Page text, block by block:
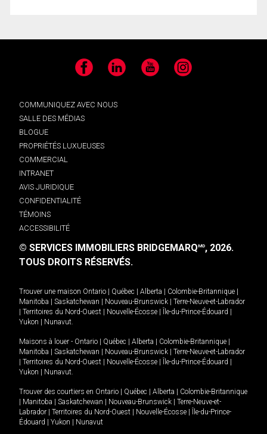
Facebook LinkedIn YouTube Instagram
COMMUNIQUEZ AVEC NOUS
SALLE DES MÉDIAS
BLOGUE
PROPRIÉTÉS LUXUEUSES
COMMERCIAL
INTRANET
AVIS JURIDIQUE
CONFIDENTIALITÉ
TÉMOINS
ACCESSIBILITÉ
© SERVICES IMMOBILIERS BRIDGEMARQMD, 2026.
TOUS DROITS RÉSERVÉS.
Trouver une maison Ontario Québec Alberta Colombie-Britannique
Manitoba
Saskatchewan Nouveau-Brunswick
Terre-Neuve-et-Labrador
Territoires du Nord-Ouest Nouvelle-Écosse Île-du-Prince-Édouard
Yukon
Nunavut.
Maisons à louer - Ontario Québec Alberta Colombie-Britannique
Manitoba
Saskatchewan Nouveau-Brunswick
Terre-Neuve-et-Labrador
Territoires du Nord-Ouest Nouvelle-Écosse Île-du-Prince-Édouard
Yukon
Nunavut.
Trouver des courtiers en Ontario Québec Alberta
Colombie-Britannique
Manitoba Saskatchewan Nouveau-Brunswick
Terre-Neuve-et-
Labrador
Territoires du Nord-Ouest Nouvelle-Écosse
Île-du-Prince-
Édouard
Yukon Nunavut